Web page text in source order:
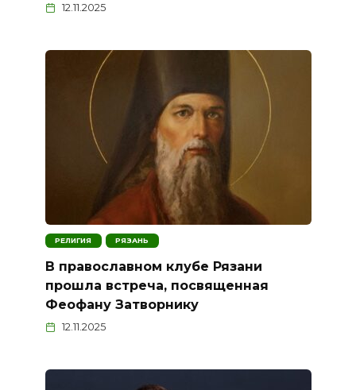
12.11.2025
РЕЛИГИЯ РЯЗАНЬ
В православном клубе Рязани
прошла встреча, посвященная
Феофану Затворнику
12.11.2025